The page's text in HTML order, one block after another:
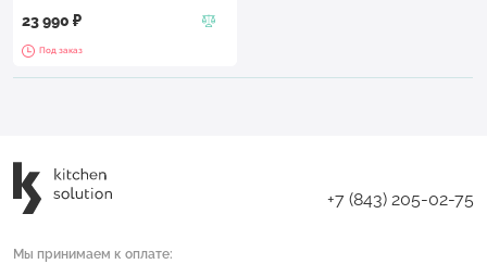
23 990 ₽
Под заказ
+7 (843) 205-02-75
Мы принимаем к оплате: